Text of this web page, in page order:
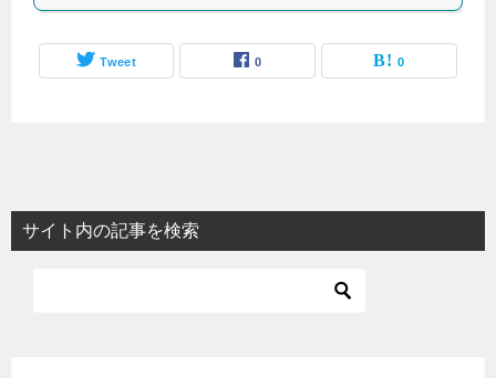
Tweet 0 0
サイト内の記事を検索